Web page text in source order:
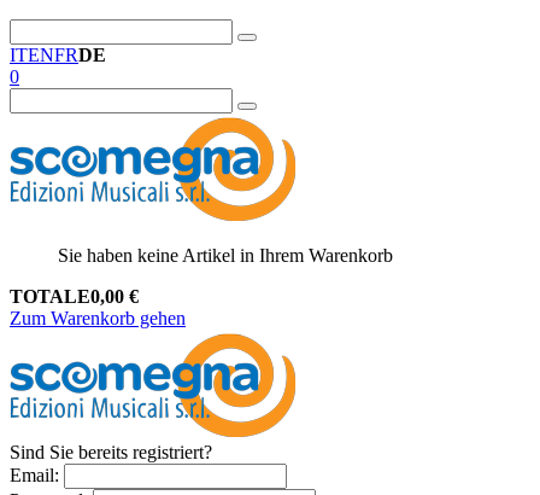
ITENFRDE
0
Sie haben keine Artikel in Ihrem Warenkorb
TOTALE0,00 €
Zum Warenkorb gehen
Sind Sie bereits registriert?
Email: